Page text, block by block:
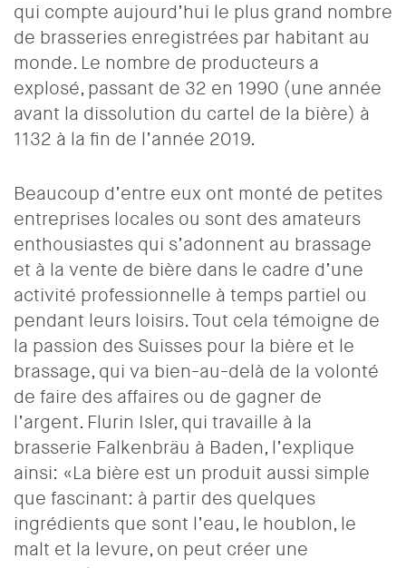
qui compte aujourd’hui le plus grand nombre
de brasseries enregistrées par habitant au
monde. Le nombre de producteurs a
explosé, passant de 32 en 1990 (une année
avant la dissolution du cartel de la bière) à
1132 à la fin de l’année 2019.
Beaucoup d’entre eux ont monté de petites
entreprises locales ou sont des amateurs
enthousiastes qui s’adonnent au brassage
et à la vente de bière dans le cadre d’une
activité professionnelle à temps partiel ou
pendant leurs loisirs. Tout cela témoigne de
la passion des Suisses pour la bière et le
brassage, qui va bien-au-delà de la volonté
de faire des affaires ou de gagner de
l’argent. Flurin Isler, qui travaille à la
brasserie Falkenbräu à Baden, l’explique
ainsi: «La bière est un produit aussi simple
que fascinant: à partir des quelques
ingrédients que sont l’eau, le houblon, le
malt et la levure, on peut créer une